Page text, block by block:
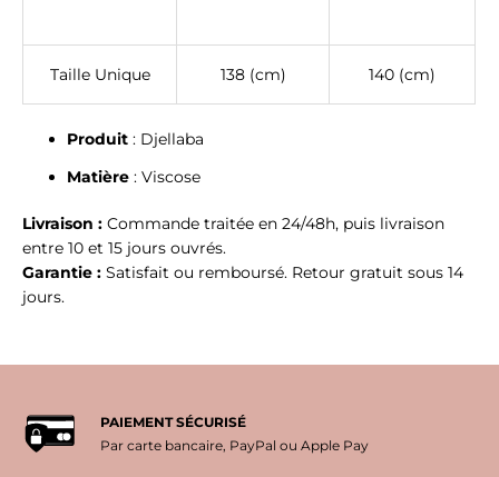
Taille Unique 138 (cm) 140 (cm)
Produit : Djellaba
Matière : Viscose
Livraison : Commande traitée en 24/48h, puis livraison
entre 10 et 15 jours ouvrés.
Garantie : Satisfait ou remboursé. Retour gratuit sous 14
jours.
PAIEMENT SÉCURISÉ
Par carte bancaire, PayPal ou Apple Pay